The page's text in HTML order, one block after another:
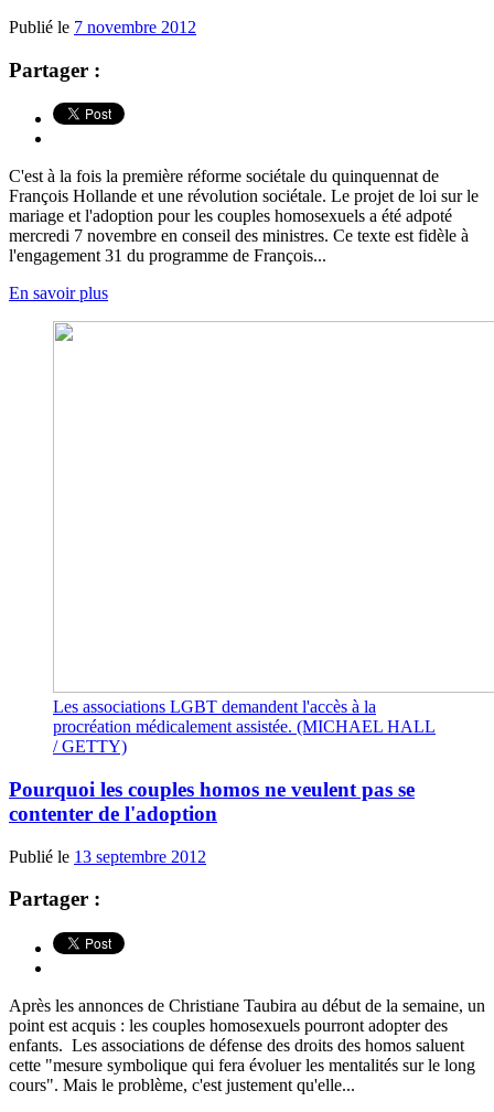
Publié le 7 novembre 2012
Partager :
C'est à la fois la première réforme sociétale du quinquennat de
François Hollande et une révolution sociétale. Le projet de loi sur le
mariage et l'adoption pour les couples homosexuels a été adpoté
mercredi 7 novembre en conseil des ministres. Ce texte est fidèle à
l'engagement 31 du programme de François...
En savoir plus
Les associations LGBT demandent l'accès à la
procréation médicalement assistée. (MICHAEL HALL
/ GETTY)
Pourquoi les couples homos ne veulent pas se
contenter de l'adoption
Publié le 13 septembre 2012
Partager :
Après les annonces de Christiane Taubira au début de la semaine, un
point est acquis : les couples homosexuels pourront adopter des
enfants. Les associations de défense des droits des homos saluent
cette "mesure symbolique qui fera évoluer les mentalités sur le long
cours". Mais le problème, c'est justement qu'elle...